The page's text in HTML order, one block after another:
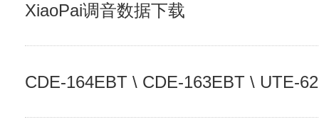
XiaoPai调音数据下载
CDE-164EBT \ CDE-163EBT \ UTE-62EBT